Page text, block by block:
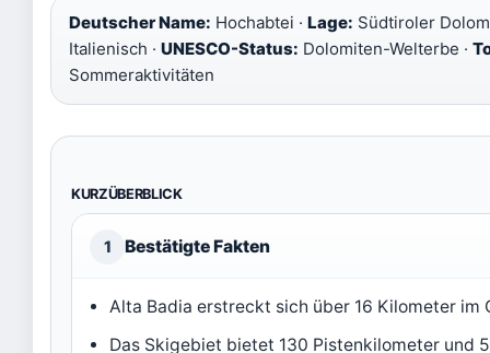
Deutscher Name: Hochabtei · Lage: Südtiroler
Italienisch · UNESCO-Status: Dolomiten-Welterbe ·
Sommeraktivitäten
KURZÜBERBLICK
1 Bestätigte Fakten
Alta Badia erstreckt sich über 16 Kilometer im
Das Skigebiet bietet 130 Pistenkilometer und